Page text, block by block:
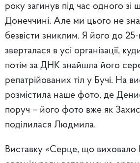
року загинув під час одного зі
Донеччині. Але ми цього не
безвісти зниклим. Я його до
зверталася в усі організації,
потім за ДНК знайшла його
репатрійованих тіл у Бучі. На
розмістила наше фото, де
поруч – його фото вже як
поділилася Людмила.
Виставку «Серце, що виховало